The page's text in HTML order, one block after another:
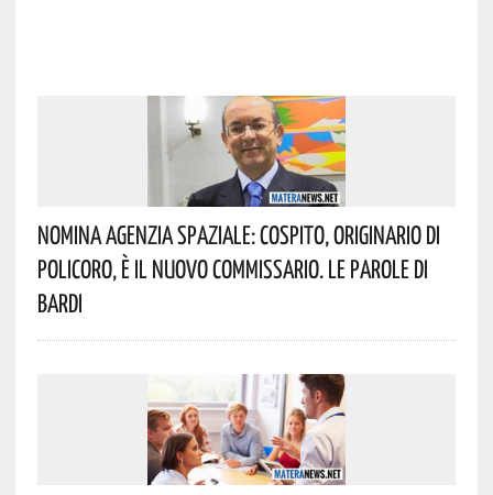
Nomina Agenzia Spaziale: Cospito, Originario Di
Policoro, È Il Nuovo Commissario. Le Parole Di
Bardi